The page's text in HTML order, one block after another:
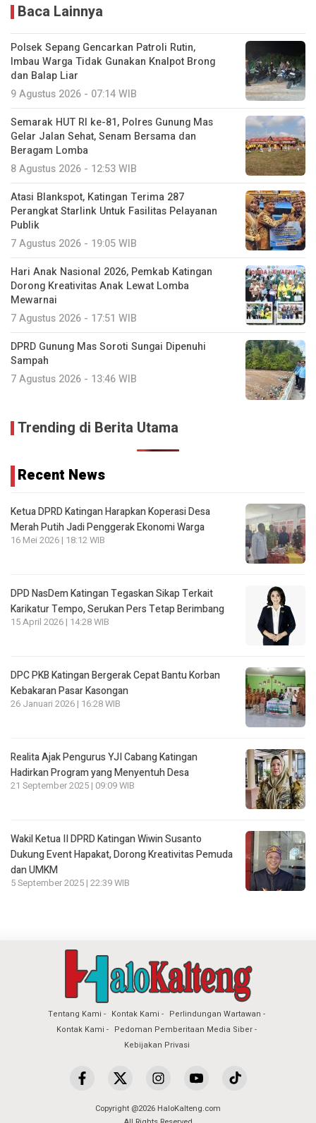
Baca Lainnya
Polsek Sepang Gencarkan Patroli Rutin,
Imbau Warga Tidak Gunakan Knalpot Brong
dan Balap Liar
9 Agustus 2026 - 07:14 WIB
Semarak HUT RI ke-81, Polres Gunung Mas
Gelar Jalan Sehat, Senam Bersama dan
Beragam Lomba
8 Agustus 2026 - 12:53 WIB
Atasi Blankspot, Katingan Terima 287
Perangkat Starlink Untuk Fasilitas Pelayanan
Publik
7 Agustus 2026 - 19:05 WIB
Hari Anak Nasional 2026, Pemkab Katingan
Dorong Kreativitas Anak Lewat Lomba
Mewarnai
7 Agustus 2026 - 17:51 WIB
DPRD Gunung Mas Soroti Sungai Dipenuhi
Sampah
7 Agustus 2026 - 13:46 WIB
Trending di Berita Utama
Recent News
Ketua DPRD Katingan Harapkan Koperasi Desa
Merah Putih Jadi Penggerak Ekonomi Warga
16 Mei 2026 | 18:12 WIB
DPD NasDem Katingan Tegaskan Sikap Terkait
Karikatur Tempo, Serukan Pers Tetap Berimbang
15 April 2026 | 14:28 WIB
DPC PKB Katingan Bergerak Cepat Bantu Korban
Kebakaran Pasar Kasongan
26 Januari 2026 | 16:28 WIB
Realita Ajak Pengurus YJI Cabang Katingan
Hadirkan Program yang Menyentuh Desa
21 September 2025 | 09:09 WIB
Wakil Ketua II DPRD Katingan Wiwin Susanto
Dukung Event Hapakat, Dorong Kreativitas Pemuda
dan UMKM
5 September 2025 | 22:39 WIB
Tentang Kami Kontak Kami
Perlindungan Wartawan
Kontak Kami
Pedoman Pemberitaan Media Siber
Kebijakan Privasi
Copyright @2026 HaloKalteng.com